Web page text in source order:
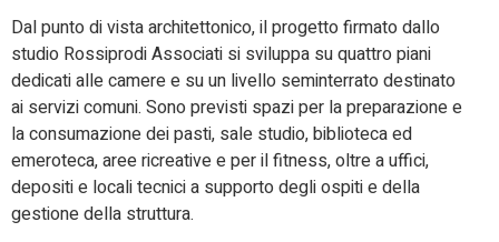
Dal punto di vista architettonico, il progetto firmato dallo
studio Rossiprodi Associati si sviluppa su quattro piani
dedicati alle camere e su un livello seminterrato destinato
ai servizi comuni. Sono previsti spazi per la preparazione e
la consumazione dei pasti, sale studio, biblioteca ed
emeroteca, aree ricreative e per il fitness, oltre a uffici,
depositi e locali tecnici a supporto degli ospiti e della
gestione della struttura.